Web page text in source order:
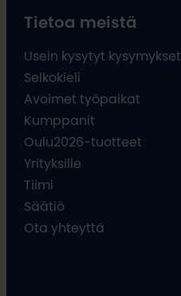
Tietoa meistä
Usein kysytyt kysymykset
Selkokieli
Avoimet työpaikat
Kumppanit
Oulu2026-tuotteet
Yrityksille
Tiimi
Säätiö
Ota yhteyttä